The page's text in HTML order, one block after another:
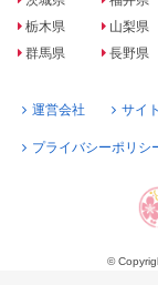
栃木県
群馬県
山梨県
長野県
運営会社 サイ
プライバシーポリシ
©